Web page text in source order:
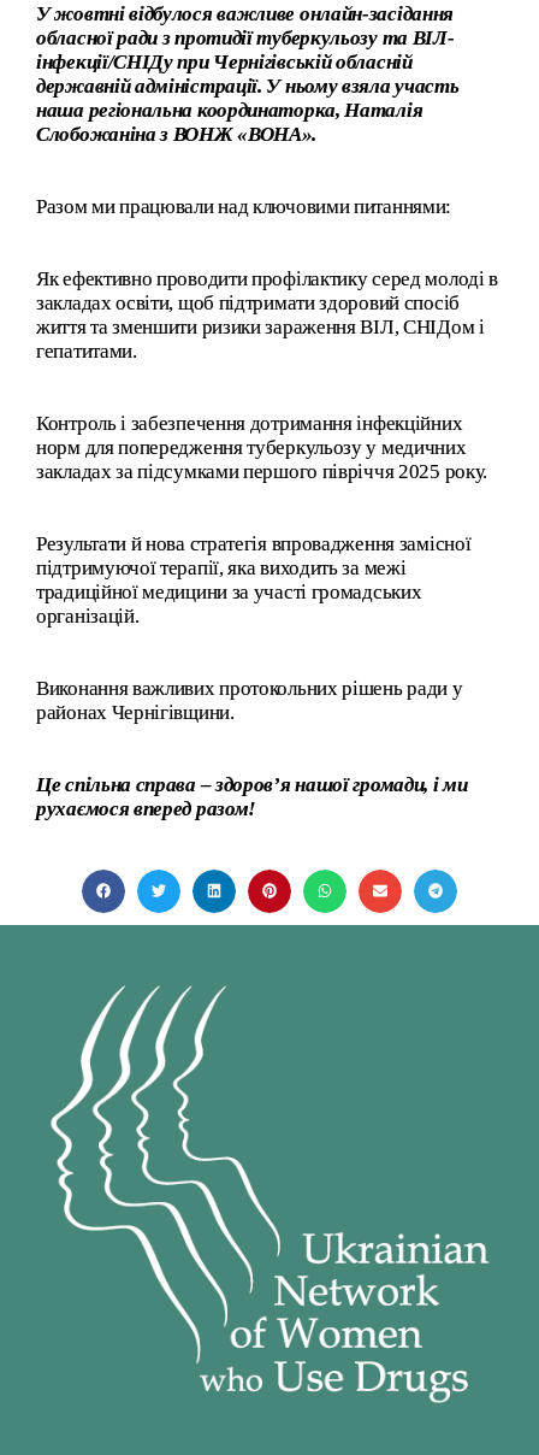
У жовтні відбулося важливе онлайн-засідання
обласної ради з протидії туберкульозу та ВІЛ-
інфекції/СНІДу при Чернігівській обласній
державній адміністрації. У ньому взяла участь
наша регіональна координаторка, Наталія
Слобожаніна з ВОНЖ «ВОНА».
Разом ми працювали над ключовими питаннями:
Як ефективно проводити профілактику серед молоді в
закладах освіти, щоб підтримати здоровий спосіб
життя та зменшити ризики зараження ВІЛ, СНІДом і
гепатитами.
Контроль і забезпечення дотримання інфекційних
норм для попередження туберкульозу у медичних
закладах за підсумками першого півріччя 2025 року.
Результати й нова стратегія впровадження замісної
підтримуючої терапії, яка виходить за межі
традиційної медицини за участі громадських
організацій.
Виконання важливих протокольних рішень ради у
районах Чернігівщини.
Це спільна справа – здоров’я нашої громади, і ми
рухаємося вперед разом!